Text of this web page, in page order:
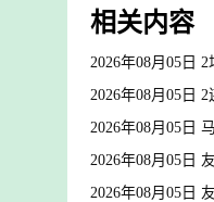
相关内容
2026年08月05日
2026年08月05日
2026年08月05日
2026年08月05日
2026年08月05日